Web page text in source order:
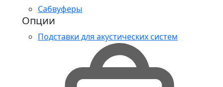
Сабвуферы
Опции
Подставки для акустических систем